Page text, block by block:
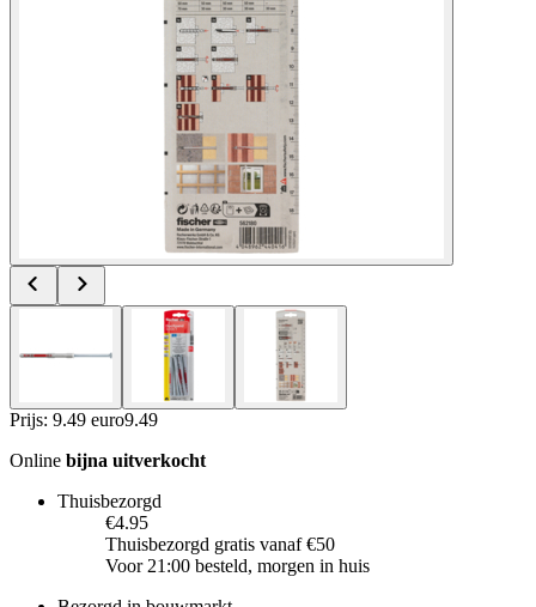
Prijs: 9.49 euro9.49
Online bijna uitverkocht
Thuisbezorgd
€4.95
Thuisbezorgd gratis vanaf €50
Voor 21:00 besteld, morgen in huis